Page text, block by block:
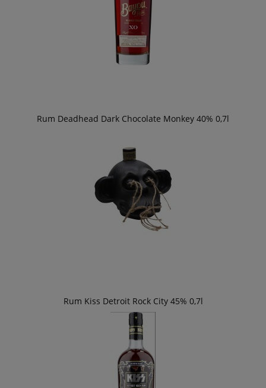
Rum Deadhead Dark Chocolate Monkey 40% 0,7l
Rum Kiss Detroit Rock City 45% 0,7l